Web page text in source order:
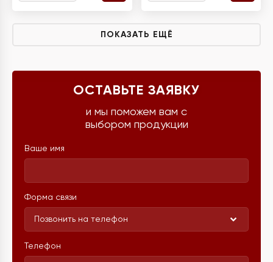
ПОКАЗАТЬ ЕЩЁ
ОСТАВЬТЕ ЗАЯВКУ
и мы поможем вам с
выбором продукции
Ваше имя
Форма связи
Позвонить на телефон
Телефон